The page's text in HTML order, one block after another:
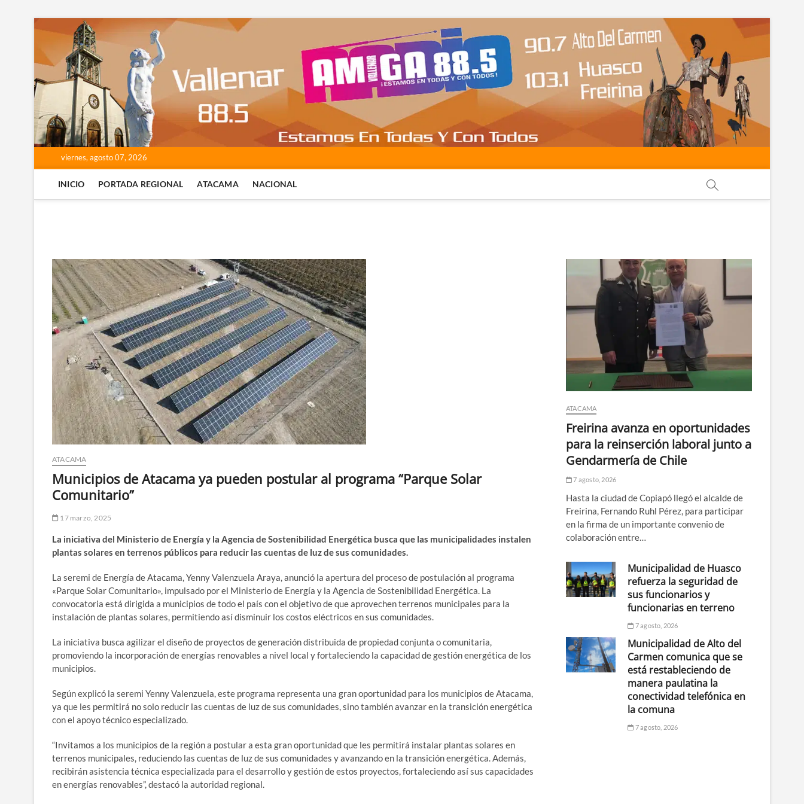
contenido
viernes, agosto 07, 2026
INICIO PORTADA REGIONAL ATACAMA NACIONAL
ATACAMA
Municipios de Atacama ya pueden postular al programa “Parque Solar
Comunitario”
17 marzo, 2025
La iniciativa del Ministerio de Energía y la Agencia de Sostenibilidad Energética busca que las municipalidades instalen
plantas solares en terrenos públicos para reducir las cuentas de luz de sus comunidades.
La seremi de Energía de Atacama, Yenny Valenzuela Araya, anunció la apertura del proceso de postulación al programa
«Parque Solar Comunitario», impulsado por el Ministerio de Energía y la Agencia de Sostenibilidad Energética. La
convocatoria está dirigida a municipios de todo el país con el objetivo de que aprovechen terrenos municipales para la
instalación de plantas solares, permitiendo así disminuir los costos eléctricos en sus comunidades.
La iniciativa busca agilizar el diseño de proyectos de generación distribuida de propiedad conjunta o comunitaria,
promoviendo la incorporación de energías renovables a nivel local y fortaleciendo la capacidad de gestión energética de los
municipios.
Según explicó la seremi Yenny Valenzuela, este programa representa una gran oportunidad para los municipios de Atacama,
ya que les permitirá no solo reducir las cuentas de luz de sus comunidades, sino también avanzar en la transición energética
con el apoyo técnico especializado.
“Invitamos a los municipios de la región a postular a esta gran oportunidad que les permitirá instalar plantas solares en
terrenos municipales, reduciendo las cuentas de luz de sus comunidades y avanzando en la transición energética. Además,
recibirán asistencia técnica especializada para el desarrollo y gestión de estos proyectos, fortaleciendo así sus capacidades
en energías renovables”, destacó la autoridad regional.
ATACAMA
Freirina avanza en oportunidades
para la reinserción laboral junto a
Gendarmería de Chile
7 agosto, 2026
Hasta la ciudad de Copiapó llegó el alcalde de
Freirina, Fernando Ruhl Pérez, para participar
en la firma de un importante convenio de
colaboración entre…
Municipalidad de Huasco
refuerza la seguridad de
sus funcionarios y
funcionarias en terreno
7 agosto, 2026
Municipalidad de Alto del
Carmen comunica que se
está restableciendo de
manera paulatina la
conectividad telefónica en
la comuna
7 agosto, 2026